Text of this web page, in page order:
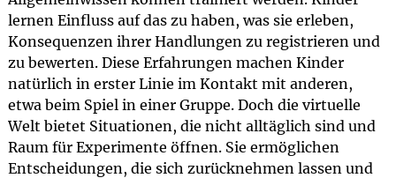
lernen Einfluss auf das zu haben, was sie erleben,
Konsequenzen ihrer Handlungen zu registrieren und
zu bewerten. Diese Erfahrungen machen Kinder
natürlich in erster Linie im Kontakt mit anderen,
etwa beim Spiel in einer Gruppe. Doch die virtuelle
Welt bietet Situationen, die nicht alltäglich sind und
Raum für Experimente öffnen. Sie ermöglichen
Entscheidungen, die sich zurücknehmen lassen und